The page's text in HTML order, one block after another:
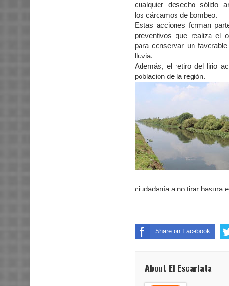
cualquier desecho sólido
los cárcamos de bombeo.
Estas acciones forman
preventivos que realiza el
para conservar un
lluvia.
Además, el retiro del lirio
población de la región.
ciudadanía a no tirar basura
Share on Facebook
About El Escarlata